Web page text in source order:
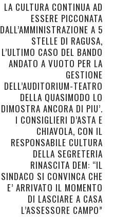
LA CULTURA CONTINUA AD
ESSERE PICCONATA
DALL’AMMINISTRAZIONE A 5
STELLE DI RAGUSA,
L’ULTIMO CASO DEL BANDO
ANDATO A VUOTO PER LA
GESTIONE
DELL’AUDITORIUM-TEATRO
DELLA QUASIMODO LO
DIMOSTRA ANCORA DI PIU’.
I CONSIGLIERI D’ASTA E
CHIAVOLA, CON IL
RESPONSABILE CULTURA
DELLA SEGRETERIA
RINASCITA DEM: “IL
SINDACO SI CONVINCA CHE
E’ ARRIVATO IL MOMENTO
DI LASCIARE A CASA
L’ASSESSORE CAMPO”